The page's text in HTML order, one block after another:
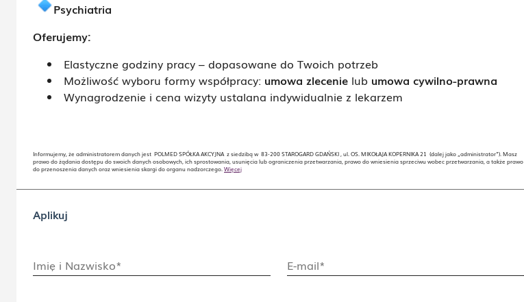
Psychiatria
Oferujemy:
Elastyczne godziny pracy – dopasowane do Twoich potrzeb
Możliwość wyboru formy współpracy: umowa zlecenie lub umowa cywilno-prawna
Wynagrodzenie i cena wizyty ustalana indywidualnie z lekarzem
Informujemy, że administratorem danych jest POLMED SPÓŁKA AKCYJNA z siedzibą w 83-200 STAROGARD GDAŃSKI , ul. OS. MIKOŁAJA KOPERNIKA 21 (dalej jako „administrator”). Masz
prawo do żądania dostępu do swoich danych osobowych, ich sprostowania, usunięcia lub ograniczenia przetwarzania, prawo do wniesienia sprzeciwu wobec przetwarzania, a także prawo
do przenoszenia danych oraz wniesienia skargi do organu nadzorczego. Więcej
Aplikuj
Imię i Nazwisko* E-mail*